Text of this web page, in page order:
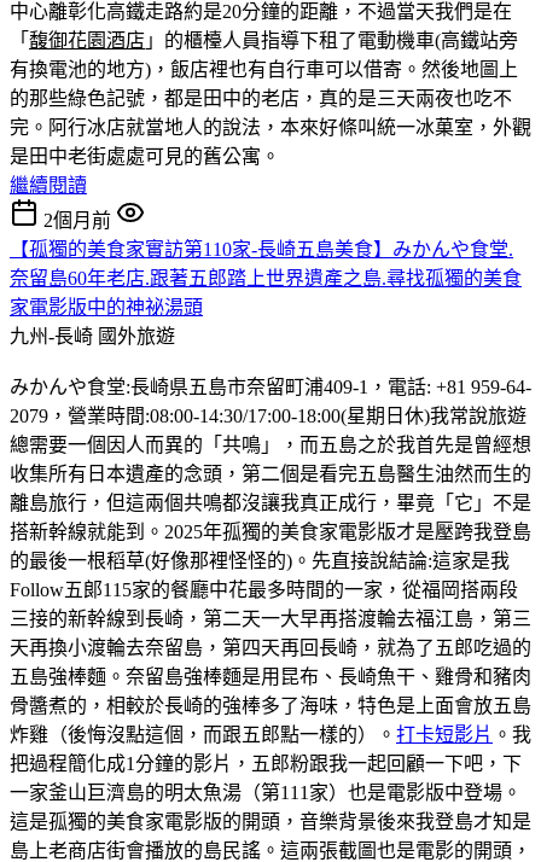
中心離彰化高鐵走路約是20分鐘的距離，不過當天我們是在
「 馥御花園酒店 」的櫃檯人員指導下租了電動機車(高鐵站旁
有換電池的地方)，飯店裡也有自行車可以借寄。然後地圖上
的那些綠色記號，都是田中的老店，真的是三天兩夜也吃不
完。 阿行冰店就當地人的說法，本來好條叫統一冰菓室，外觀
是田中老街處處可見的舊公寓。
繼續閱讀
2個月前
【孤獨的美食家實訪第110家-長崎五島美食】みかんや食堂.
奈留島60年老店.跟著五郎踏上世界遺產之島.尋找孤獨的美食
家電影版中的神祕湯頭
九州-長崎 國外旅遊
みかんや食堂:長崎県五島市奈留町浦409-1，電話: +81 959-64-
2079，營業時間:08:00-14:30/17:00-18:00(星期日休)我常說旅遊
總需要一個因人而異的「共鳴」，而五島之於我首先是曾經想
收集所有日本遺產的念頭，第二個是看完五島醫生油然而生的
離島旅行，但這兩個共鳴都沒讓我真正成行，畢竟「它」不是
搭新幹線就能到。2025年孤獨的美食家電影版才是壓跨我登島
的最後一根稻草(好像那裡怪怪的)。先直接說結論:這家是我
Follow五郞115家的餐廳中花最多時間的一家，從福岡搭兩段
三接的新幹線到長崎，第二天一大早再搭渡輪去福江島，第三
天再換小渡輪去奈留島，第四天再回長崎，就為了五郎吃過的
五島強棒麵。奈留島強棒麵是用昆布、長崎魚干、雞骨和豬肉
骨醬煮的，相較於長崎的強棒多了海味，特色是上面會放五島
炸雞（後悔沒點這個，而跟五郎點一樣的）。 打卡短影片 。我
把過程簡化成1分鐘的影片，五郎粉跟我一起回顧一下吧，下
一家釜山巨濟島的明太魚湯（第111家）也是電影版中登場。
這是孤獨的美食家電影版的開頭，音樂背景後來我登島才知是
島上老商店街會播放的島民謠。這兩張截圖也是電影的開頭，